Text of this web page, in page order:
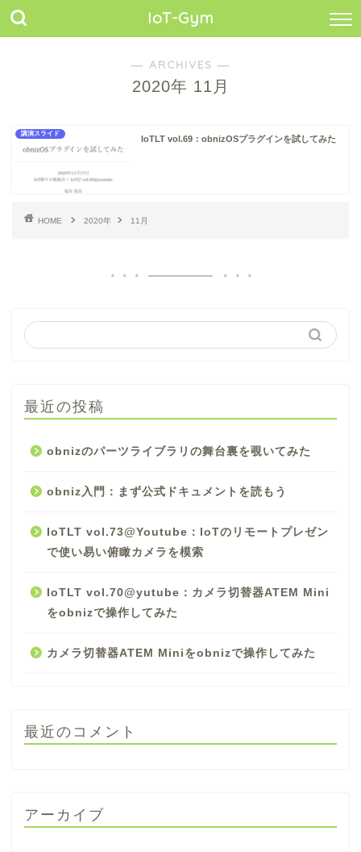
IoT-Gym
― ARCHIVES ―
2020年 11月
講演スライド
IoTLT vol.69：obnizOSプラグインを試してみた
HOME 2020年 11月
最近の投稿
obnizのパーツライブラリの舞台裏を覗いてみた
obniz入門：まず公式ドキュメントを読もう
IoTLT vol.73@Youtube：IoTのリモートプレゼン
で使い易い俯瞰カメラを模索
IoTLT vol.70@yutube：カメラ切替器ATEM Mini
をobnizで操作してみた
カメラ切替器ATEM Miniをobnizで操作してみた
最近のコメント
アーカイブ